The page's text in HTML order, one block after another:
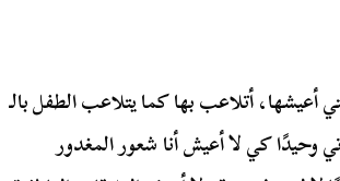
أعيشها، أتلاعب بها كما يتلاعب الطفل بالـ
وحيدًا كي لا أعيش أنا شعور المغدور